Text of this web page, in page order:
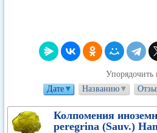
Упорядочить
Дате▼ Названию▼
Колпомения
peregrina (Sauv.)